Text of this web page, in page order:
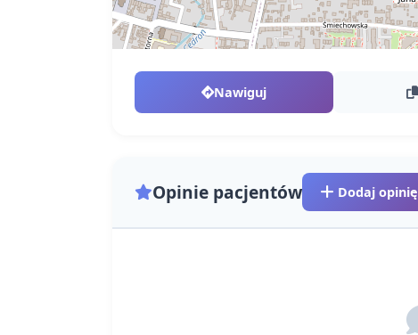
Nawiguj
Opinie pacjentów Dodaj opinię